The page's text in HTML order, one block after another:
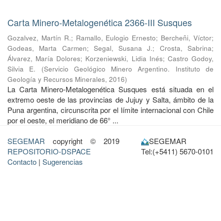
Carta Minero-Metalogenética 2366-III Susques
Gozalvez, Martín R.; Ramallo, Eulogio Ernesto; Bercheñi, Víctor;
Godeas, Marta Carmen; Segal, Susana J.; Crosta, Sabrina;
Álvarez, María Dolores; Korzeniewski, Lidia Inés; Castro Godoy,
Silvia E.
(Servicio Geológico Minero Argentino. Instituto de
Geología y Recursos Minerales, 2016)
La Carta Minero-Metalogenética Susques está situada en el
extremo oeste de las provincias de Jujuy y Salta, ámbito de la
Puna argentina, circunscrita por el límite internacional con Chile
por el oeste, el meridiano de 66° ...
SEGEMAR copyright © 2019
REPOSITORIO-DSPACE
Contacto | Sugerencias
SEGEMAR
Tel:(+5411) 5670-0101